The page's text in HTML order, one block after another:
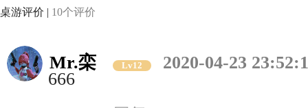
桌游评价 | 10个评价
Mr.栾 Lv12
2020-04-23
666